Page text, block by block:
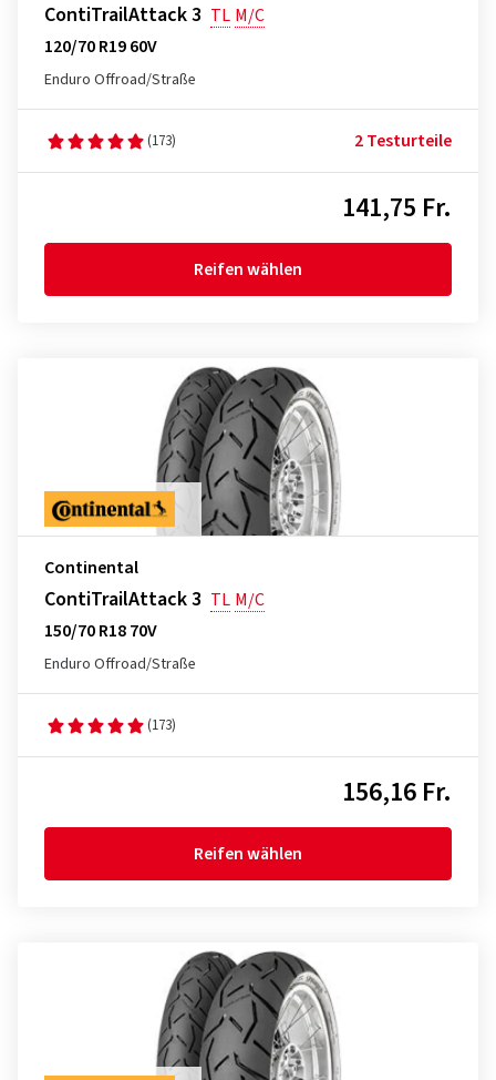
ContiTrailAttack 3 TL M/C
120/70 R19 60V
Enduro Offroad/Straße
(173) 2 Testurteile
141,75 Fr.
Reifen wählen
Continental
ContiTrailAttack 3 TL M/C
150/70 R18 70V
Enduro Offroad/Straße
(173)
156,16 Fr.
Reifen wählen